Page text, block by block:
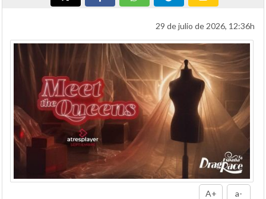
29 de julio de 2026, 12:36h
A+ a-